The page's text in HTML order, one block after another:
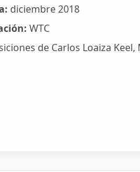
diciembre 2018
WTC
de Carlos Loaiza